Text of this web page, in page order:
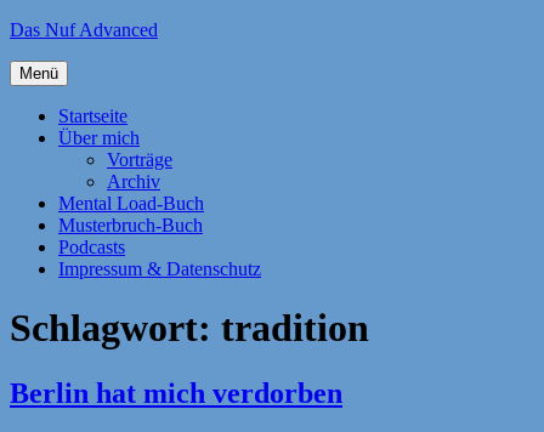
Zum
springen
Das Nuf Advanced
Menü
Startseite
Über mich
Vorträge
Archiv
Mental Load-Buch
Musterbruch-Buch
Podcasts
Impressum & Datenschutz
Schlagwort: tradition
Berlin hat mich verdorben